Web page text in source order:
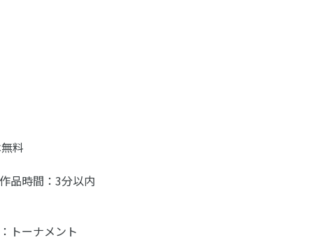
料
品時間：3分以内
トーナメント